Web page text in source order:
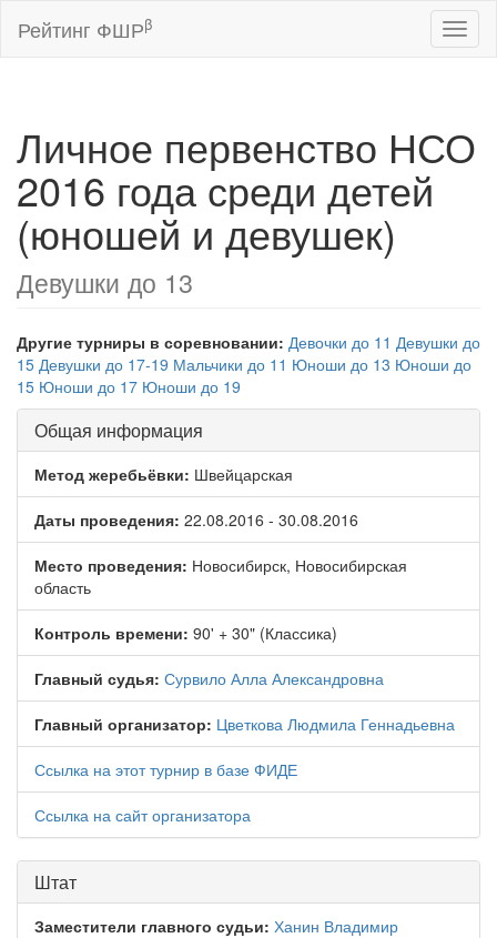
Рейтинг ФШРβ
Личное первенство НСО
2016 года среди детей
(юношей и девушек)
Девушки до 13
Другие турниры в соревновании: Девочки до 11 Девушки до
15 Девушки до 17-19 Мальчики до 11 Юноши до 13 Юноши до
15 Юноши до 17 Юноши до 19
Общая информация
Метод жеребьёвки: Швейцарская
Даты проведения: 22.08.2016 - 30.08.2016
Место проведения: Новосибирск, Новосибирская
область
Контроль времени: 90' + 30" (Классика)
Главный судья: Сурвило Алла Александровна
Главный организатор: Цветкова Людмила Геннадьевна
Ссылка на этот турнир в базе ФИДЕ
Ссылка на сайт организатора
Штат
Заместители главного судьи: Ханин Владимир